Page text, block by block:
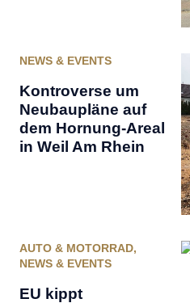
NEWS & EVENTS
Kontroverse um
Neubaupläne auf
dem Hornung-Areal
in Weil Am Rhein
AUTO & MOTORRAD,
NEWS & EVENTS
EU kippt